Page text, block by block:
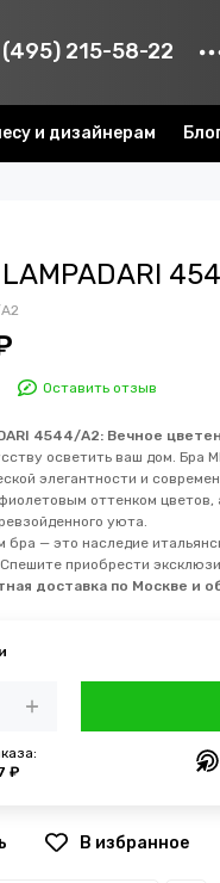
215-58-22
и дизайнерам
Оставить отзыв
4544/А2: Вечное
осветить ваш дом. Бра
элегантности и
оттенком
уюта.
бра — это наследие
приобрести
доставка по Москве и
₽
В избранное